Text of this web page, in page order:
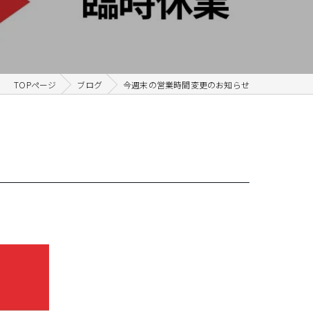
TOPページ ブログ 今週末の営業時間変更のお知らせ